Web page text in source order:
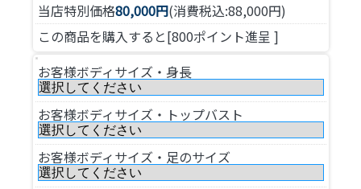
当店特別価格80,000円(消費税込:88,000円)
この商品を購入すると[800ポイント進呈 ]
お客様ボディサイズ・身長
お客様ボディサイズ・トップバスト
お客様ボディサイズ・足のサイズ